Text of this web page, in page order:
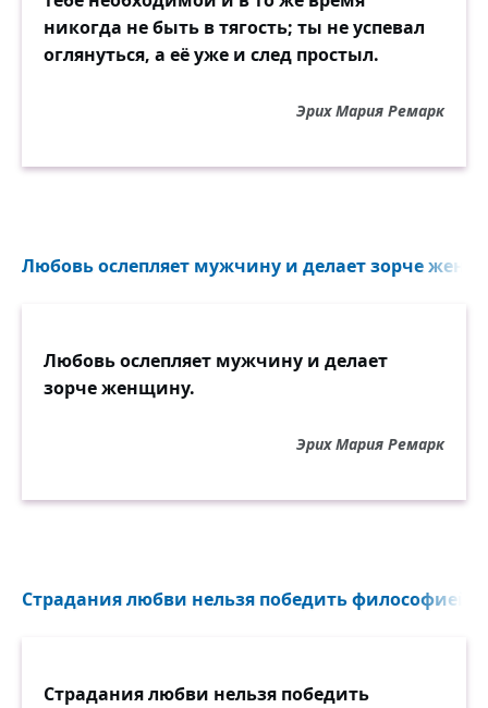
никогда не быть в тягость; ты не успевал
оглянуться, а её уже и след простыл.
Эрих Мария Ремарк
Любовь ослепляет мужчину и делает зорче
Любовь ослепляет мужчину и делает
зорче женщину.
Эрих Мария Ремарк
Страдания любви нельзя победить философией...
Страдания любви нельзя победить